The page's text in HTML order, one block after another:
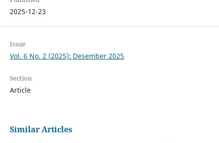
2025-12-23
Issue
Vol. 6 No. 2 (2025): Desember 2025
Section
Article
Similar Articles